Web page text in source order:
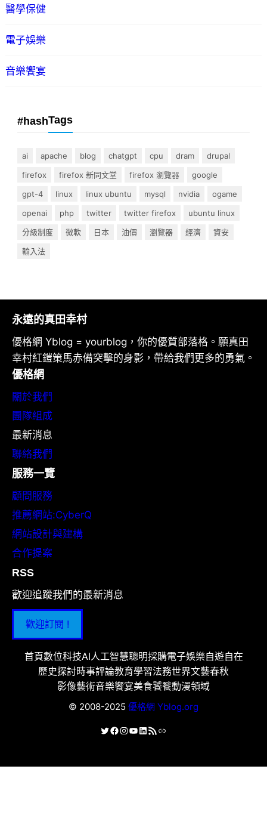
醫學保健
電子娛樂
音樂饗宴
#hashTags
ai apache blog chatgpt cpu dram
drupal
firefox
firefox 新同文堂 firefox 瀏覽器
google
gpt-4
linux linux ubuntu mysql nvidia
ogame
openai
php twitter twitter firefox
ubuntu linux
分級制度
微軟 日本 油價 瀏覽器 經濟
資安
輸入法
永遠的真田幸村
優格網 Yblog = yourblog，你的優質部落格。願真田
幸村紅鎧策馬赤備突擊的身影，帶給我們更多的勇氣。
優格網
關於我們
團隊組成
最新消息
聯絡我們
服務一覽
顧問服務
推薦網站:CyberQ
網站設計與建構
合作提案
RSS
歡迎追蹤我們的最新消息
歡迎訂閱 !
首頁數位科技AI人工智慧聰明採購電子娛樂自遊自在
歷史探討時事評論教育學習法務世界文藝春秋
影像藝術音樂饗宴美食饕餮動漫領域
© 2008-2025 優格網 Yblog.org
X Facebook
Instagram
YouTube
LinkedIn
RSS 資訊提供連結